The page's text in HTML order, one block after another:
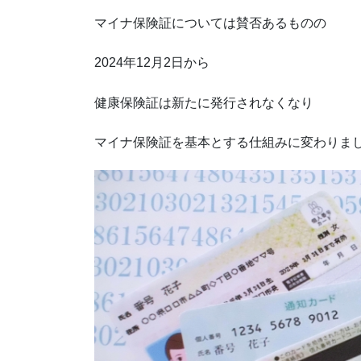
マイナ保険証については賛否あるものの
2024年12月2日から
健康保険証は新たに発行されなくなり
マイナ保険証を基本とする仕組みに変わりま